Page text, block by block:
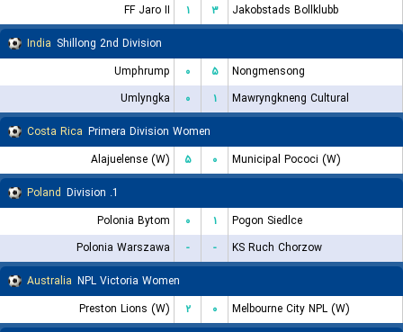
FF Jaro II
۱ ۳
Jakobstads Bollklubb
India Shillong 2nd Division
Umphrump
۰ ۵
Nongmensong
Umlyngka
۰ ۱
Mawryngkneng Cultural
Costa Rica Primera Division Women
Alajuelense (W)
۵ ۰
Municipal Pococi (W)
Poland
1. Division
Polonia Bytom
۰ ۱
Pogon Siedlce
Polonia Warszawa
- -
KS Ruch Chorzow
Australia NPL Victoria Women
Preston Lions (W)
۲ ۰
Melbourne City NPL (W)